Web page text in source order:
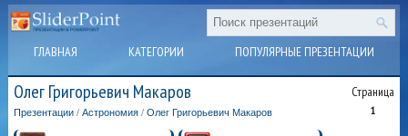
ГЛАВНАЯ КАТЕГОРИИ ПОПУЛЯРНЫЕ ПРЕЗЕНТАЦИИ
Олег Григорьевич Макаров Страница
1
Презентации /Астрономия /Олег Григорьевич Макаров